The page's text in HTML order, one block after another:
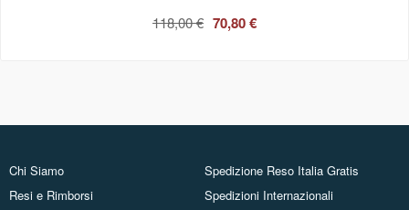
118,00 € 70,80 €
Chi Siamo
Resi e Rimborsi
Spedizione Reso Italia Gratis
Spedizioni Internazionali